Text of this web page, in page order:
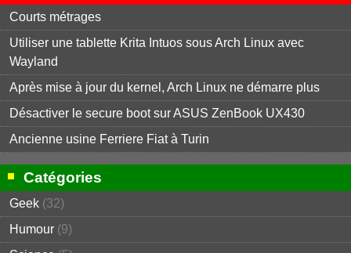
Courts métrages
Utiliser une tablette Krita Intuos sous Arch Linux avec
Wayland
Après mise à jour du kernel, Arch Linux ne démarre plus
Désactiver le secure boot sur ASUS ZenBook UX430
Ancienne usine Ferriere Fiat à Turin
Catégories
Geek (32)
Humour (9)